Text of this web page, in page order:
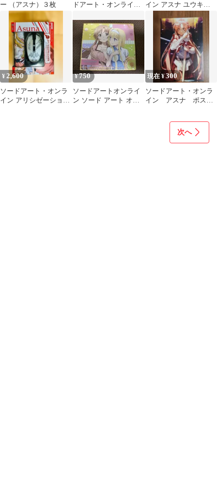
ー （アスナ）３枚
ドアート・オンライン
イン アスナ ユウキ
¥2,600
ソードアート・オンラ
イン アリシゼーション
¥750
ソードアートオンライ
ン ソード アート オン
現在 ¥300
ソードアート・オンラ
イン アスナ ポスト
次へ